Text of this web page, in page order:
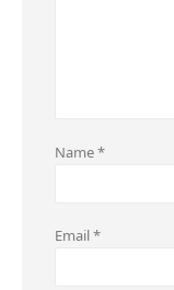
Name*
Email*